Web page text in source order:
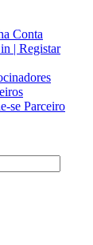
Conta
| Registar
se Parceiro